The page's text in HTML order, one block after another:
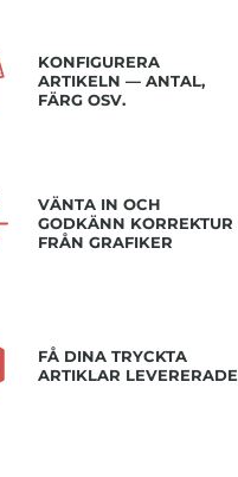
KONFIGURERA
ARTIKELN — ANTAL,
FÄRG OSV.
VÄNTA IN OCH
GODKÄNN KORREKTUR
FRÅN GRAFIKER
FÅ DINA TRYCKTA
ARTIKLAR LEVERERADE